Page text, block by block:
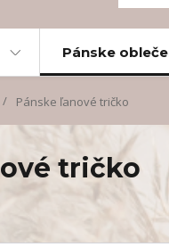
Pánske
Pánske ľanové tričko
tričko